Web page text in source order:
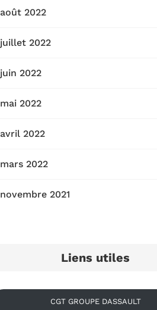
août 2022
juillet 2022
juin 2022
mai 2022
avril 2022
mars 2022
novembre 2021
Liens utiles
CGT GROUPE DASSAULT